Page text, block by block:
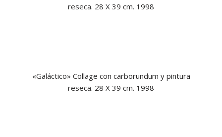
reseca. 28 X 39 cm. 1998
«Galáctico» Collage con carborundum y pintura
reseca. 28 X 39 cm. 1998